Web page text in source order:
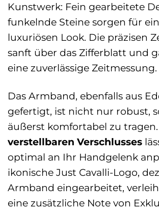
Kunstwerk: Fein gearbeitete
funkelnde Steine sorgen für
luxuriösen Look. Die präzisen
sanft über das Zifferblatt und
eine zuverlässige Zeitmessung.
Das Armband, ebenfalls aus
gefertigt, ist nicht nur robust,
äußerst komfortabel zu
verstellbaren Verschlusses
optimal an Ihr Handgelenk
ikonische Just Cavalli-Logo,
Armband eingearbeitet,
eine zusätzliche Note von